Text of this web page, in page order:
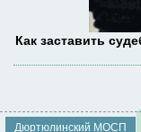
Как заставить
Дюртюлинский МОСП